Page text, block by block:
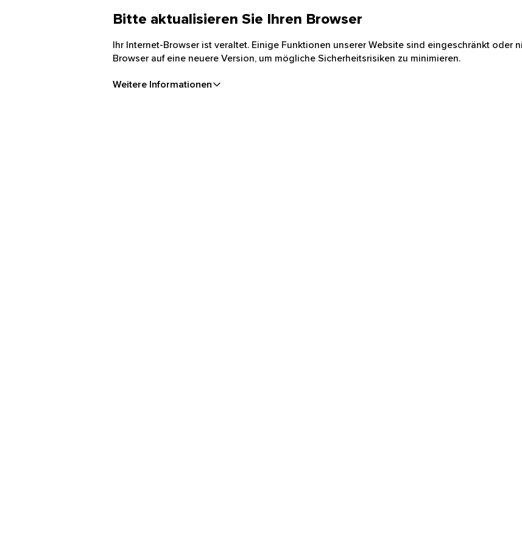
Bitte aktualisieren Sie Ihren Browser
Ihr Internet-Browser ist veraltet. Einige Funktionen unserer Website sind eingeschränkt oder
Browser auf eine neuere Version, um mögliche Sicherheitsrisiken zu minimieren.
Weitere Informationen